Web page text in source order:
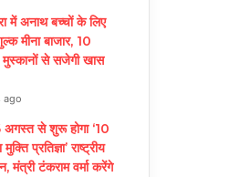
में अनाथ बच्चों के लिए
मीना बाजार, 10
से सजेगी खास
ago
अगस्त से शुरू होगा ‘10
प्रतिज्ञा’ राष्ट्रीय
मंत्री टंकराम वर्मा करेंगे